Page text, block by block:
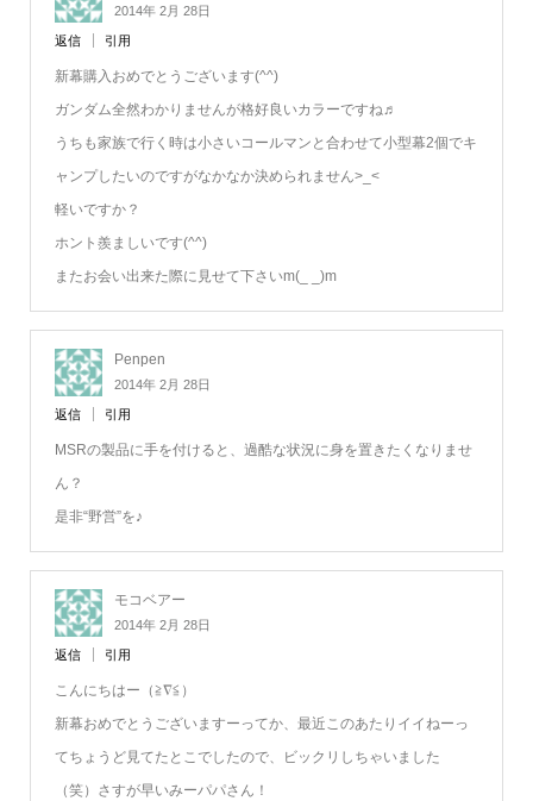
2014年 2月 28日
返信 引用
新幕購入おめでとうございます(^^)
ガンダム全然わかりませんが格好良いカラーですね♬
うちも家族で行く時は小さいコールマンと合わせて小型幕2個でキ
ャンプしたいのですがなかなか決められません>_<
軽いですか？
ホント羨ましいです(^^)
またお会い出来た際に見せて下さいm(_ _)m
Penpen
2014年 2月 28日
返信 引用
MSRの製品に手を付けると、過酷な状況に身を置きたくなりませ
ん？
是非“野営”を♪
モコベアー
2014年 2月 28日
返信 引用
こんにちはー（≧∇≦）
新幕おめでとうございますーってか、最近このあたりイイねーっ
てちょうど見てたとこでしたので、ビックリしちゃいました
（笑）さすが早いみーパパさん！